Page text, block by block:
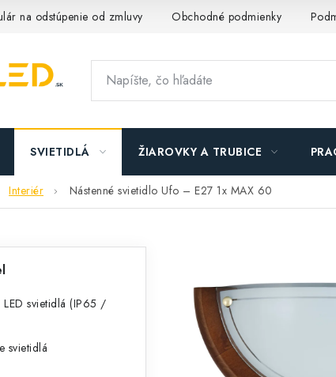
na odstúpenie od zmluvy Obchodné podmienky
SVIETIDLÁ ŽIAROVKY A TRUBICE
Interiér Nástenné svietidlo Ufo – E27 1x MAX 60
LED svietidlá (IP65 /
svietidlá